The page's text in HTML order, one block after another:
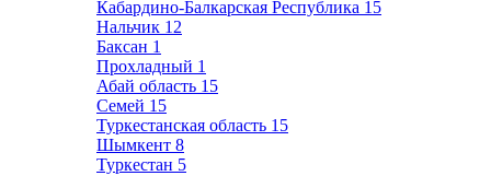
Кабардино-Балкарская Республика 15
Нальчик 12
Баксан 1
Прохладный 1
Абай область 15
Семей 15
Туркестанская область 15
Шымкент 8
Туркестан 5